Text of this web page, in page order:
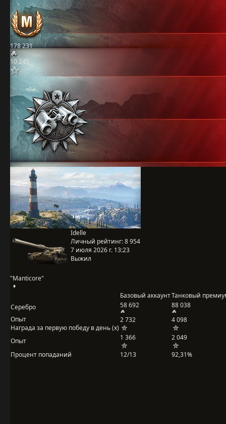
178 231
10 245
"Manticore"
Idelle
Личный рейтинг:8 954
7 июля 2026 г. 13:23
Выжил
Базовый аккаунтТанковый
Серебро
58 692
88 038
Опыт
Награда за первую победу в день (x)
2 732 4 098
Опыт 1 366
2 049
Процент попаданий
12/13 92,31%